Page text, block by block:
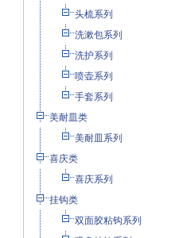
头梳系列
洗漱包系列
洗护系列
喷壶系列
手套系列
美耐皿类
美耐皿系列
喜庆类
喜庆系列
挂钩类
双面胶粘钩系列